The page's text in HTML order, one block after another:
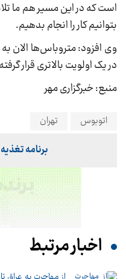
است که در این مسیر هم ما
بتوانیم کار را انجام بدهیم.
وی افزود: متروباس‌ها الان
در یک اولویت بالاتری قرار
منبع: خبرگزاری مهر
اتوبوس تهران
برنامه
اخبار مرتبط